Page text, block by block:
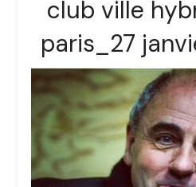
club ville
paris_27